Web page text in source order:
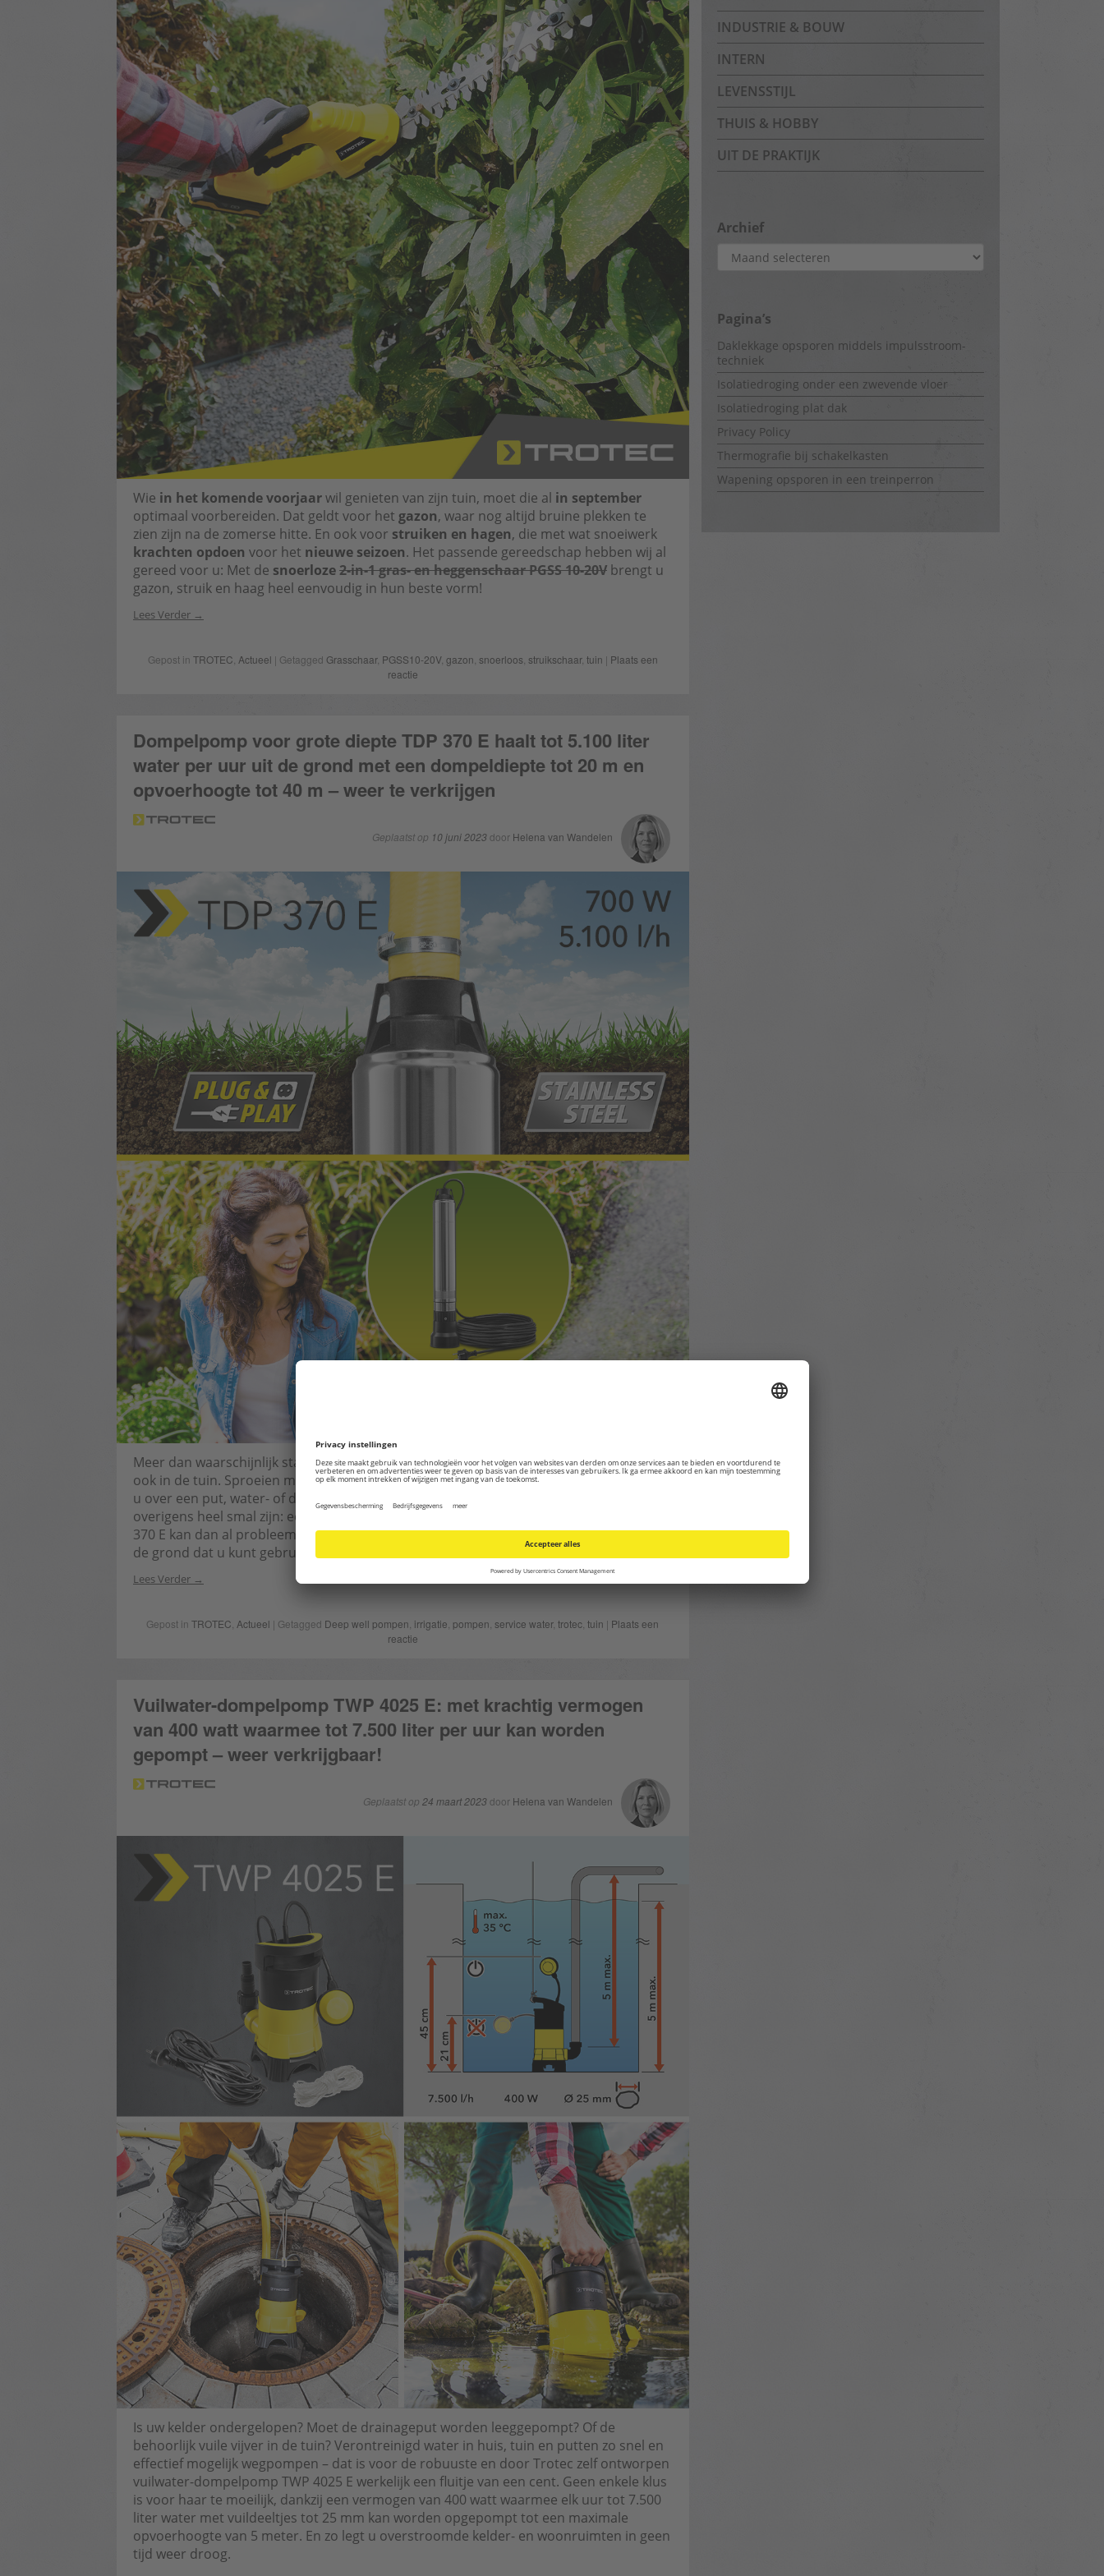
Wie in het komende voorjaarwil genieten van zijn tuin, moet die al in september
optimaal voorbereiden. Dat geldt voor het gazon, waar nog altijd bruine plekken te
zien zijn na de zomerse hitte. En ook voor struiken en hagen, die met wat snoeiwerk
krachten opdoen voor het nieuwe seizoen. Het passende gereedschap hebben wij al
gereed voor u: Met de snoerloze2-in-1 gras- en heggenschaar PGSS 10-20V brengt u
gazon, struik en haag heel eenvoudig in hun beste vorm!
Lees Verder
Gepost in TROTEC Actueel | Getagged Grasschaar, PGSS10-20V, gazon snoerloos struikschaar, tuin | Plaats een
reactie
Dompelpomp voor grote diepte TDP 370 E haalt tot 5.100 liter
water per uur uit de grond met een dompeldiepte tot 20 m en
opvoerhoogte tot 40 m – weer te verkrijgen
Geplaatst op 10 juni 2023door Helena van Wandelen
Meer dan waarschijnlijk staat er ons een bijzonder dorre zomer te wachten in huis en
ook in de tuin. Sproeien met leidingwater kost handenvol geld. Een andere optie is dat
u over een put, water- of drainage-schacht op uw perceel beschikt. Het boorgat kan
overigens heel smal zijn: een diameter van 15 cm volstaat. De slanke dompelpomp TDP
370 E kan dan al probleemloos naar uw waterbron glijden. Zo haalt u gratis water uit
de grond dat u kunt gebruiken voor huis en tuin. Maar gaat dat echt zo eenvoudig?
Lees Verder
Gepost inTROTEC Actueel | Getagged Deep well pompen irrigatie pompen service water,trotec ,tuin | Plaats een
reactie
Vuilwater-dompelpomp TWP 4025 E: met krachtig vermogen
van 400 watt waarmee tot 7.500 liter per uur kan worden
gepompt – weer verkrijgbaar!
Geplaatst op 24 maart 2023door Helena van Wandelen
Is uw kelder ondergelopen? Moet de drainageput worden leeggepompt? Of de
behoorlijk vuile vijver in de tuin? Verontreinigd water in huis, tuin en putten zo snel en
effectief mogelijk wegpompen – dat is voor de robuuste en door Trotec zelf ontworpen
vuilwater-dompelpomp TWP 4025 E werkelijk een fluitje van een cent. Geen enkele klus
is voor haar te moeilijk, dankzij een vermogen van 400 watt waarmee elk uur tot 7.500
liter water met vuildeeltjes tot 25 mm kan worden opgepompt tot een maximale
opvoerhoogte van 5 meter. En zo legt u overstroomde kelder- en woonruimten in geen
tijd weer droog.
INDUSTRIE & BOUW
INTERN
LEVENSSTIJL
THUIS & HOBBY
UIT DE PRAKTIJK
Archief
Archief
Pagina’s
Daklekkage opsporen middels impulsstroom-
techniek
Isolatiedroging onder een zwevende vloer
Isolatiedroging plat dak
Privacy Policy
Thermografie bij schakelkasten
Wapening opsporen in een treinperron